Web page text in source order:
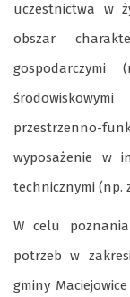
uczestnictwa w
obszar
gospodarczymi
przestrzenno-
wyposażenie w
technicznymi (np.
W celu
potrzeb w
gminy